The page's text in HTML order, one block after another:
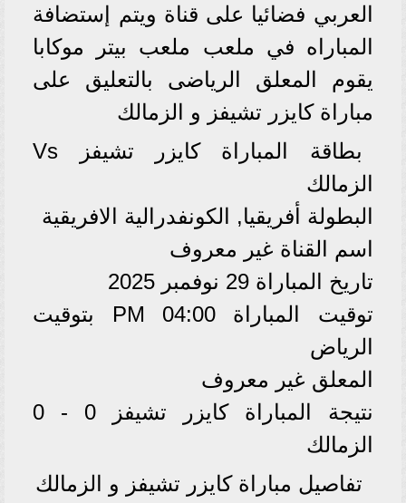
العربي فضائيا على قناة ويتم إستضافة
المباراه في ملعب ملعب بيتر موكابا
يقوم المعلق الرياضى بالتعليق على
مباراة كايزر تشيفز و الزمالك
بطاقة المباراة كايزر تشيفز Vs
الزمالك
البطولة أفريقيا, الكونفدرالية الافريقية
اسم القناة غير معروف
تاريخ المباراة 29 نوفمبر 2025
توقيت المباراة 04:00 PM بتوقيت
الرياض
المعلق غير معروف
نتيجة المباراة كايزر تشيفز 0 - 0
الزمالك
تفاصيل مباراة كايزر تشيفز و الزمالك